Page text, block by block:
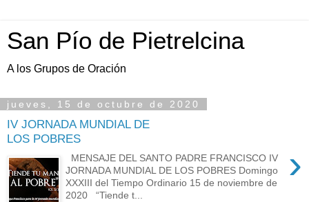
San Pío de Pietrelcina
A los Grupos de Oración
jueves, 15 de octubre de 2020
IV JORNADA MUNDIAL DE
LOS POBRES
›
MENSAJE DEL SANTO PADRE FRANCISCO IV
JORNADA MUNDIAL DE LOS POBRES Domingo
XXXIII del Tiempo Ordinario 15 de noviembre de
2020 “Tiende t...